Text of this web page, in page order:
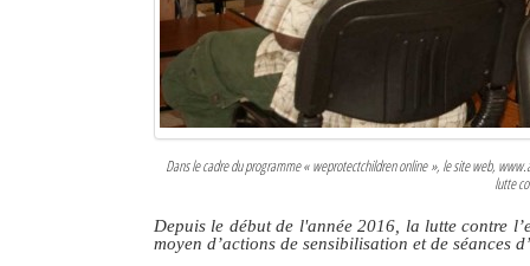
Dans le cadre du programme « weprotectchildren online », le site web,
lutte
Depuis le début de l'année 2016, la lutte contre
moyen d’actions de sensibilisation et de séances